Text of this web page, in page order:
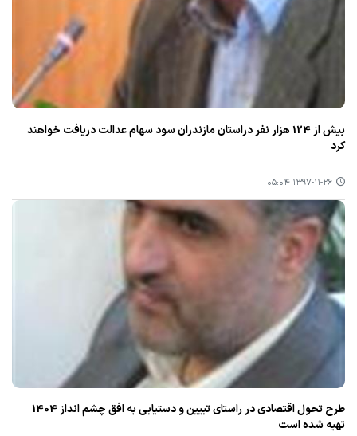
بیش از 124 هزار نفر دراستان مازندران سود سهام عدالت دریافت خواهند
كرد
۱۳۹۷-۱۱-۲۶ ۰۵:۰۴
طرح تحول اقتصادی در راستای تبیین و دستیابی به افق چشم انداز 1404
تهیه شده است